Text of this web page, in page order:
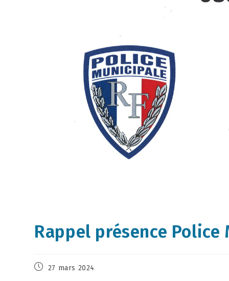
Rappel présence Police
27 mars 2024